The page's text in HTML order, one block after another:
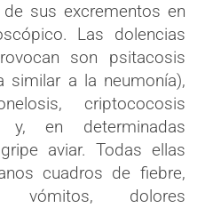
sus excrementos en
Las dolencias
son psitacosis
similar a la neumonía),
criptococosis
y, en determinadas
aviar. Todas ellas
cuadros de fiebre,
vómitos, dolores